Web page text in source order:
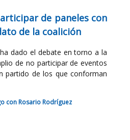
de paneles con
de la coalición
dado el debate en torno a la
de no participar de eventos
partido de los que conforman
con Rosario Rodríguez